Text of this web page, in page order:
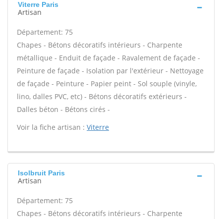
Viterre Paris
Artisan
Département: 75
Chapes - Bétons décoratifs intérieurs - Charpente
métallique - Enduit de façade - Ravalement de façade -
Peinture de façade - Isolation par l'extérieur - Nettoyage
de façade - Peinture - Papier peint - Sol souple (vinyle,
lino, dalles PVC, etc) - Bétons décoratifs extérieurs -
Dalles béton - Bétons cirés -
Voir la fiche artisan : Viterre
Isolbruit Paris
Artisan
Département: 75
Chapes - Bétons décoratifs intérieurs - Charpente